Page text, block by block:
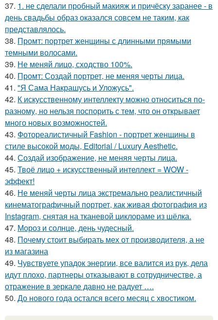
37. 1. не сделали пробный макияж и причёску заранее - в
день свадьбы образ оказался совсем не таким, как
представлялось.
38. Промт: портрет женщины с длинными прямыми
темными волосами.
39. Не меняй лицо, сходство 100%.
40. Промт: Создай портрет, не меняя черты лица.
41. "Я Сама Накрашусь и Уложусь".
42. К искусственному интеллекту можно относиться по-
разному, но нельзя поспорить с тем, что он открывает
много новых возможностей.
43. Фотореалистичный Fashion - портрет женщины в
стиле высокой моды, Editorial / Luxury Aesthetic.
44. Создай изображение, не меняя черты лица.
45. Твоё лицо + искусственный интеллект = WOW -
эффект!
46. Не меняй черты лица экстремально реалистичный
кинематографичный портрет, как живая фотография из
Instagram, снятая на тканевой циклораме из шёлка.
47. Мороз и солнце, день чудесный.
48. Почему стоит выбирать мех от производителя, а не
из магазина
49. Чувствуете упадок энергии, все валится из рук, дела
идут плохо, партнеры отказывают в сотрудничестве, а
отражение в зеркале давно не радует ….
50. До нового года остался всего месяц с хвостиком.